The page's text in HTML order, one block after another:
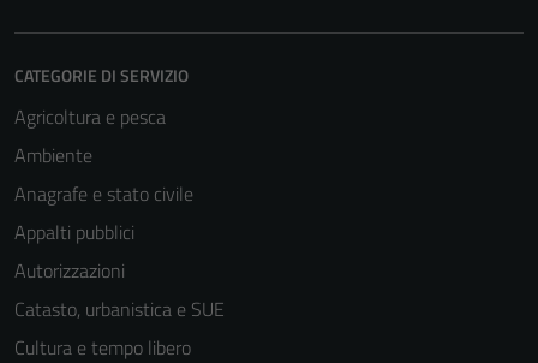
CATEGORIE DI SERVIZIO
Agricoltura e pesca
Ambiente
Anagrafe e stato civile
Appalti pubblici
Autorizzazioni
Catasto, urbanistica e SUE
Cultura e tempo libero